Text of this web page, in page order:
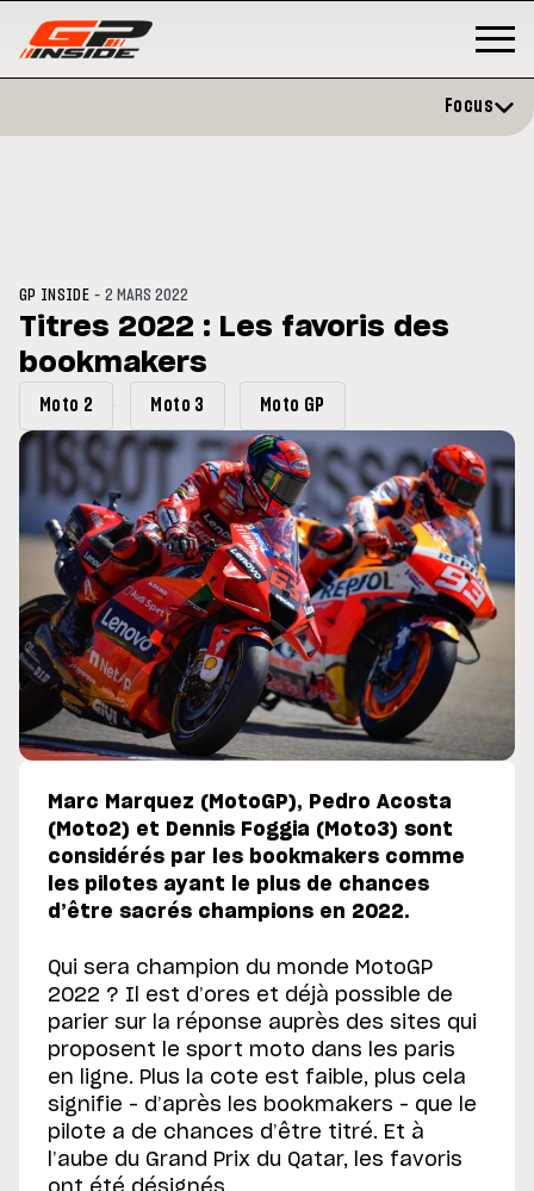
du GP de Grande-
retour en septembre
Focus
GP INSIDE -2 MARS 2022
Titres 2022 : Les favoris des
bookmakers
Moto 2 Moto 3 Moto GP
Marc Marquez (MotoGP), Pedro Acosta
(Moto2) et Dennis Foggia (Moto3) sont
considérés par les bookmakers comme
les pilotes ayant le plus de chances
d’être sacrés champions en 2022.
Qui sera champion du monde MotoGP
2022 ? Il est d’ores et déjà possible de
parier sur la réponse auprès des sites qui
proposent le sport moto dans les paris
en ligne. Plus la cote est faible, plus cela
signifie – d’après les bookmakers – que le
pilote a de chances d’être titré. Et à
l’aube du Grand Prix du Qatar, les favoris